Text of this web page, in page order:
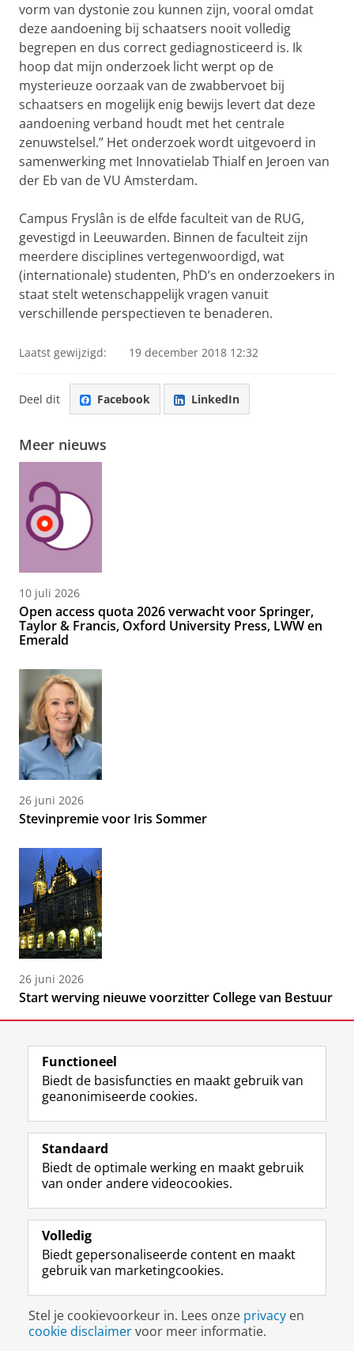
vorm van dystonie zou kunnen zijn, vooral omdat
deze aandoening bij schaatsers nooit volledig
begrepen en dus correct gediagnosticeerd is. Ik
hoop dat mijn onderzoek licht werpt op de
mysterieuze oorzaak van de zwabbervoet bij
schaatsers en mogelijk enig bewijs levert dat deze
aandoening verband houdt met het centrale
zenuwstelsel.’’ Het onderzoek wordt uitgevoerd in
samenwerking met Innovatielab Thialf en Jeroen van
der Eb van de VU Amsterdam.
Campus Fryslân is de elfde faculteit van de RUG,
gevestigd in Leeuwarden. Binnen de faculteit zijn
meerdere disciplines vertegenwoordigd, wat
(internationale) studenten, PhD’s en onderzoekers in
staat stelt wetenschappelijk vragen vanuit
verschillende perspectieven te benaderen.
Laatst gewijzigd: 19 december 2018 12:32
Deel dit Facebook LinkedIn
Meer nieuws
10 juli 2026
Open access quota 2026 verwacht voor Springer,
Taylor & Francis, Oxford University Press, LWW en
Emerald
26 juni 2026
Stevinpremie voor Iris Sommer
26 juni 2026
Start werving nieuwe voorzitter College van Bestuur
Volg de RUG
F
a
e
b
o
p
a
i
n
a
L
i
k
e
I
-
p
g
i
n
R
S
-
f
e
R
k
s
u
I
n
t
r
m
c
c
o
Y
o
T
e
k
a
a
Studiekiezers
Alumni
Over ons
Disclaimer & Copyright
Inloggen
Functioneel
Biedt de basisfuncties en maakt gebruik van
geanonimiseerde cookies.
Standaard
Biedt de optimale werking en maakt gebruik
van onder andere videocookies.
Volledig
Biedt gepersonaliseerde content en maakt
gebruik van marketingcookies.
Stel je cookievoorkeur in. Lees onze privacy en
cookie disclaimervoor meer informatie.